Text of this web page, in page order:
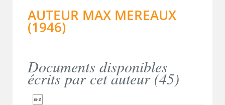
AUTEUR MAX MEREAUX
(1946)
Documents disponibles
écrits par cet auteur (45)